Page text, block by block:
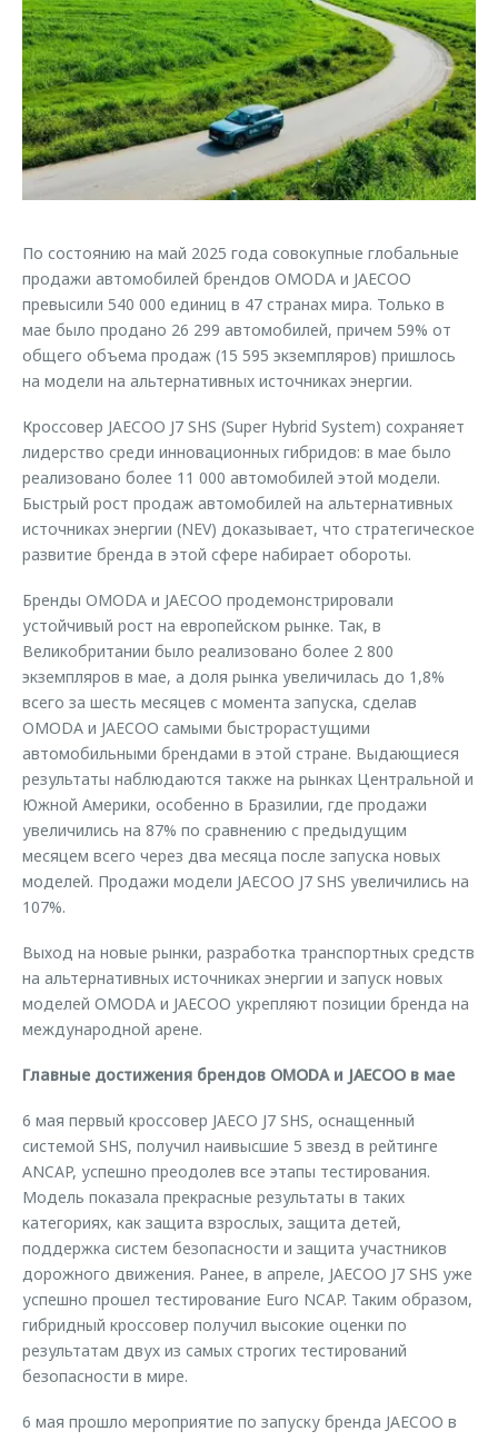
Страхование
Кредитный калькулятор
Аксессуары
Одежда и сувениры
Оригинальные аксессуары
Запчасти
Трейд-ин
Калькулятор трейд-ин
Клиентская поддержка
O&J Автоклуб
Клуб владельцев OMODA
Приложение O&J
Аксессуары
Оригинальные аксессуары
Запчасти
Обратная связь
По состоянию на май 2025 года совокупные глобальные
продажи автомобилей брендов OMODA и JAECOO
превысили 540 000 единиц в 47 странах мира. Только в
мае было продано 26 299 автомобилей, причем 59% от
общего объема продаж (15 595 экземпляров) пришлось
на модели на альтернативных источниках энергии.
Кроссовер JAECOO J7 SHS (Super Hybrid System) сохраняет
лидерство среди инновационных гибридов: в мае было
реализовано более 11 000 автомобилей этой модели.
Быстрый рост продаж автомобилей на альтернативных
источниках энергии (NEV) доказывает, что стратегическое
развитие бренда в этой сфере набирает обороты.
Бренды OMODA и JAECOO продемонстрировали
устойчивый рост на европейском рынке. Так, в
Великобритании было реализовано более 2 800
экземпляров в мае, а доля рынка увеличилась до 1,8%
всего за шесть месяцев с момента запуска, сделав
OMODA и JAECOO самыми быстрорастущими
автомобильными брендами в этой стране. Выдающиеся
результаты наблюдаются также на рынках Центральной и
Южной Америки, особенно в Бразилии, где продажи
увеличились на 87% по сравнению с предыдущим
месяцем всего через два месяца после запуска новых
моделей. Продажи модели JAECOO J7 SHS увеличились на
107%.
Выход на новые рынки, разработка транспортных средств
на альтернативных источниках энергии и запуск новых
моделей OMODA и JAECOO укрепляют позиции бренда на
международной арене.
Главные достижения брендов OMODA и JAECOO в мае
6 мая первый кроссовер JAECO J7 SHS, оснащенный
системой SHS, получил наивысшие 5 звезд в рейтинге
ANCAP, успешно преодолев все этапы тестирования.
Модель показала прекрасные результаты в таких
категориях, как защита взрослых, защита детей,
поддержка систем безопасности и защита участников
дорожного движения. Ранее, в апреле, JAECOO J7 SHS уже
успешно прошел тестирование Euro NCAP. Таким образом,
гибридный кроссовер получил высокие оценки по
результатам двух из самых строгих тестирований
безопасности в мире.
6 мая прошло мероприятие по запуску бренда JAECOO в